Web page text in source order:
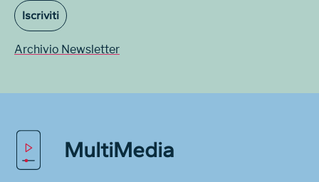
Iscriviti
Archivio Newsletter
MultiMedia